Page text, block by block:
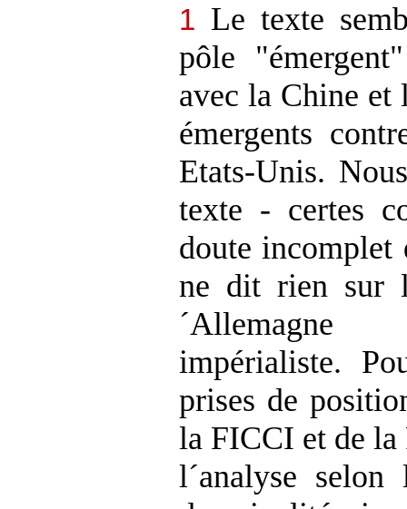
1 Le texte
pôle
avec la Chine et
émergents
Etats-Unis.
texte - certes
doute
ne dit rien sur
´Allemagne
impérialiste.
prises de
la FICCI et de la
l´analyse